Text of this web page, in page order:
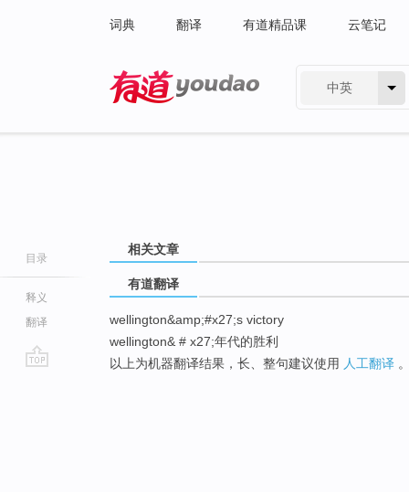
词典 翻译 有道精品课 云笔记
中英
目录
释义
翻译
相关文章
有道翻译
wellington&amp;#x27;s victory
wellington& # x27;年代的胜利
以上为机器翻译结果，长、整句建议使用 人工翻译